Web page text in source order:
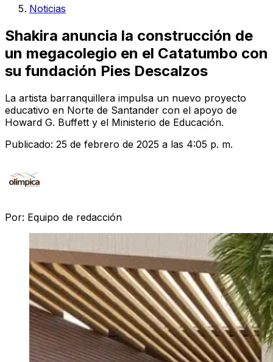
Noticias
Shakira anuncia la construcción de
un megacolegio en el Catatumbo con
su fundación Pies Descalzos
La artista barranquillera impulsa un nuevo proyecto
educativo en Norte de Santander con el apoyo de
Howard G. Buffett y el Ministerio de Educación.
Publicado: 25 de febrero de 2025 a las 4:05 p. m.
Por: Equipo de redacción